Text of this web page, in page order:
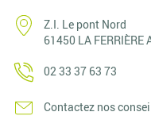
Z.I. Le pont Nord
61450 LA FERRIÈRE
02 33 37 63 73
Contactez nos